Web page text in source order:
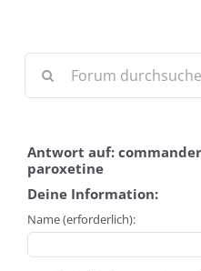
Antwort auf:
paroxetine
Deine Information:
Name (erforderlich):